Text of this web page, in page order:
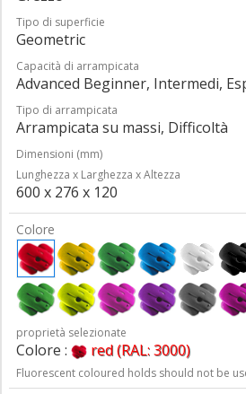
Tipo di superficie
Geometric
Capacità di arrampicata
Advanced Beginner, Intermedi,
Tipo di arrampicata
Arrampicata su massi, Difficoltà
Dimensioni (mm)
Lunghezza x Larghezza x Altezza
600 x 276 x 120
Colore
proprietà selezionate
Colore : red (RAL: 3000)
Fluorescent coloured holds should not be